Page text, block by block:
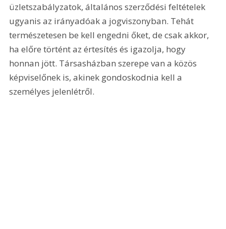
üzletszabályzatok, általános szerződési feltételek
ugyanis az irányadóak a jogviszonyban. Tehát
természetesen be kell engedni őket, de csak akkor,
ha előre történt az értesítés és igazolja, hogy
honnan jött. Társasházban szerepe van a közös
képviselőnek is, akinek gondoskodnia kell a
személyes jelenlétről.